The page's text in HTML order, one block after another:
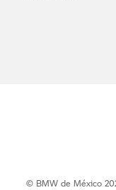
© BMW de México